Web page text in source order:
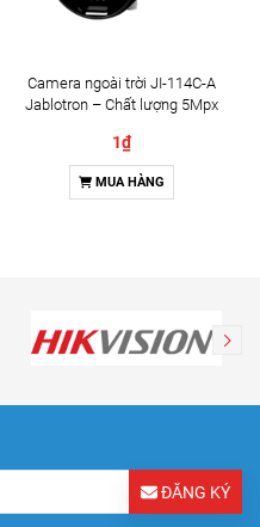
Camera ngoài trời JI-114C-A
Jablotron – Chất lượng 5Mpx
1₫
MUA HÀNG
ĐĂNG KÝ